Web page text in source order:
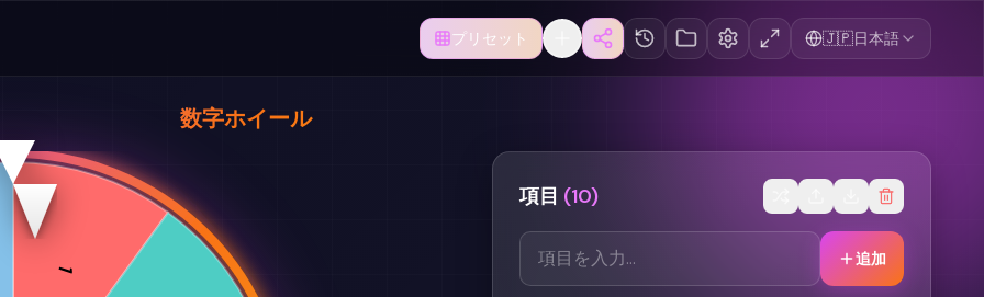
プリセット 🇯🇵日本語
数字ホイール
1
項目 (10)
追加